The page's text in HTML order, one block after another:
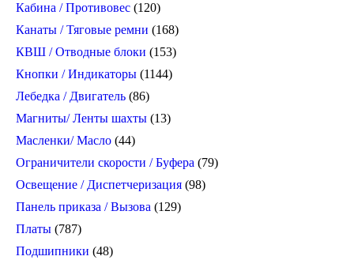
Кабина / Противовес (120)
Канаты / Тяговые ремни (168)
КВШ / Отводные блоки (153)
Кнопки / Индикаторы (1144)
Лебедка / Двигатель (86)
Магниты/ Ленты шахты (13)
Масленки/ Масло (44)
Ограничители скорости / Буфера (79)
Освещение / Диспетчеризация (98)
Панель приказа / Вызова (129)
Платы (787)
Подшипники (48)